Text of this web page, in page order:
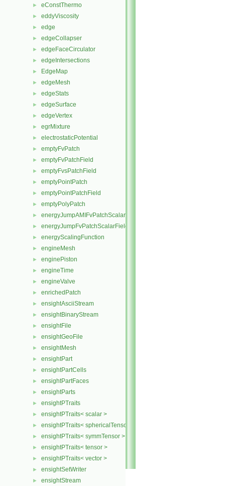
► eConstThermo
► eddyViscosity
► edge
► edgeCollapser
► edgeFaceCirculator
► edgeIntersections
► EdgeMap
► edgeMesh
► edgeStats
► edgeSurface
► edgeVertex
► egrMixture
► electrostaticPotential
► emptyFvPatch
► emptyFvPatchField
► emptyFvsPatchField
► emptyPointPatch
► emptyPointPatchField
► emptyPolyPatch
► energyJumpAMIFvPatchScalarField
► energyJumpFvPatchScalarField
► energyScalingFunction
► engineMesh
► enginePiston
► engineTime
► engineValve
► enrichedPatch
► ensightAsciiStream
► ensightBinaryStream
► ensightFile
► ensightGeoFile
► ensightMesh
► ensightPart
► ensightPartCells
► ensightPartFaces
► ensightParts
► ensightPTraits
► ensightPTraits< scalar >
► ensightPTraits< sphericalTensor >
► ensightPTraits< symmTensor >
► ensightPTraits< tensor >
► ensightPTraits< vector >
► ensightSetWriter
► ensightStream